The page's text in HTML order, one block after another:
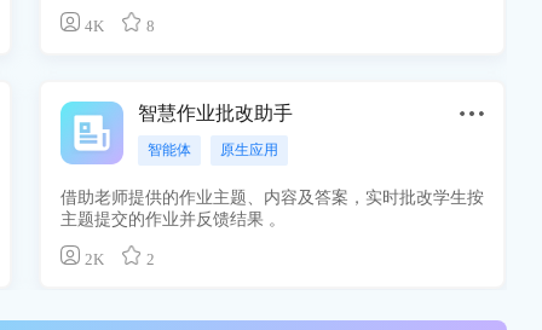
4K 8
智慧作业批改助手
智能体 原生应用
借助老师提供的作业主题、内容及答案，实时批改学生按
主题提交的作业并反馈结果 。
2K 2